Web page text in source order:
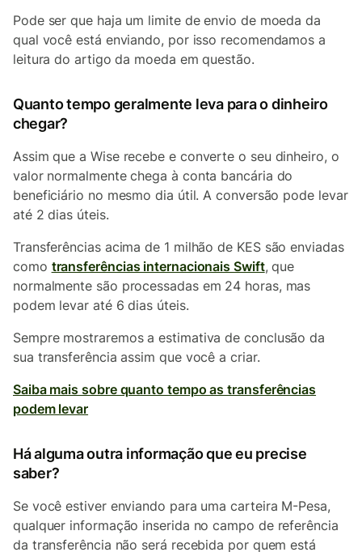
Pode ser que haja um limite de envio demoeda da
qual você está enviando, por isso recomendamos a
leitura do artigo da moeda em questão.
Quanto tempo geralmente leva para o dinheiro
chegar?
Assim que a Wise recebe e converte o seu dinheiro, o
valor normalmente chega à conta bancária do
beneficiário no mesmo dia útil. A conversão pode levar
até 2 dias úteis.
Transferências acima de 1 milhão de KES são enviadas
como transferências internacionais Swift, que
normalmente são processadas em 24 horas, mas
podem levar até 6 dias úteis.
Sempre mostraremos a estimativa de conclusão da
sua transferência assim que você a criar.
Saiba mais sobre quanto tempo as transferências
podem levar
Há alguma outra informação que eu precise
saber?
Se você estiver enviando para uma carteira M-Pesa,
qualquer informação inserida no campo de referência
da transferência não será recebida por quem está